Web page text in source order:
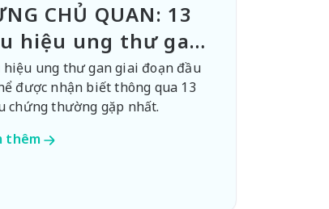
CHỦ QUAN: 13
hiệu ung thư gan
đoạn đầu
hiệu ung thư gan giai đoạn đầu
được nhận biết thông qua 13
chứng thường gặp nhất.
thêm